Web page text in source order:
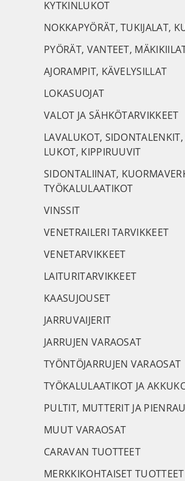
KYTKINLUKOT
NOKKAPYÖRÄT, TUKIJALAT,
PYÖRÄT, VANTEET,
AJORAMPIT, KÄVELYSILLAT
LOKASUOJAT
VALOT JA SÄHKÖTARVIKKEET
LAVALUKOT,
LUKOT, KIPPIRUUVIT
SIDONTALIINAT,
TYÖKALULAATIKOT
VINSSIT
VENETRAILERI TARVIKKEET
VENETARVIKKEET
LAITURITARVIKKEET
KAASUJOUSET
JARRUVAIJERIT
JARRUJEN VARAOSAT
TYÖNTÖJARRUJEN VARAOSAT
TYÖKALULAATIKOT JA
PULTIT, MUTTERIT JA
MUUT VARAOSAT
CARAVAN TUOTTEET
MERKKIKOHTAISET